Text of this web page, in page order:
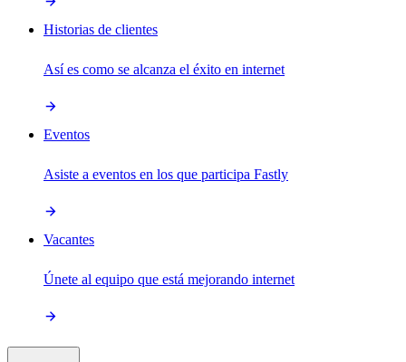
Historias de clientes
Así es como se alcanza el éxito en internet
Eventos
Asiste a eventos en los que participa Fastly
Vacantes
Únete al equipo que está mejorando internet